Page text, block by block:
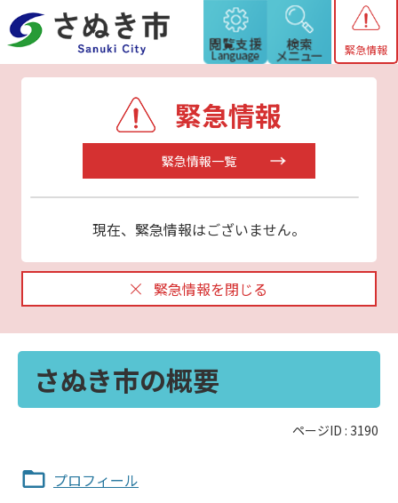
緊急情報
緊急情報
緊急情報一覧
現在、緊急情報はございません。
緊急情報を閉じる
さぬき市の概要
ページID : 3190
プロフィール